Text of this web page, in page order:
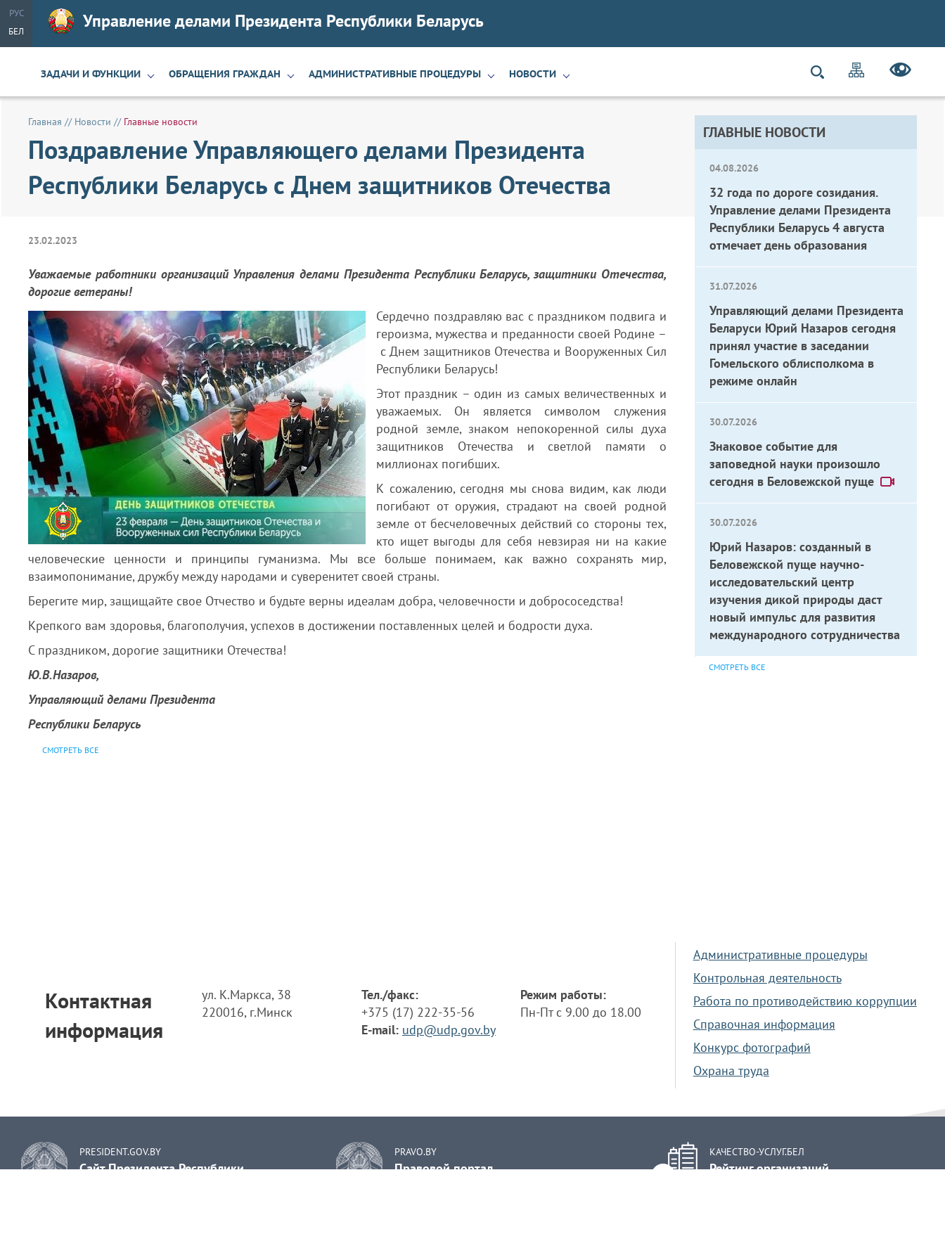
РУС
БЕЛ
Управление делами Президента Республики Беларусь
ЗАДАЧИ И ФУНКЦИИ ОБРАЩЕНИЯ ГРАЖДАН АДМИНИСТРАТИВНЫЕ ПРОЦЕДУРЫ НОВОСТИ
ГЛАВНЫЕ НОВОСТИ
04.08.2026
32 года по дороге созидания.
Управление делами Президента
Республики Беларусь 4 августа
отмечает день образования
31.07.2026
Управляющий делами Президента
Беларуси Юрий Назаров сегодня
принял участие в заседании
Гомельского облисполкома в
режиме онлайн
30.07.2026
Знаковое событие для
заповедной науки произошло
сегодня в Беловежской пуще
30.07.2026
Юрий Назаров: созданный в
Беловежской пуще научно-
исследовательский центр
изучения дикой природы даст
новый импульс для развития
международного сотрудничества
СМОТРЕТЬ ВСЕ
Главная // Новости // Главные новости
Поздравление Управляющего делами Президента
Республики Беларусь с Днем защитников Отечества
23.02.2023
Уважаемые работники организаций Управления делами Президента Республики Беларусь, защитники Отечества,
дорогие ветераны!
Сердечно поздравляю вас с праздником подвига и
героизма, мужества и преданности своей Родине –
с Днем защитников Отечества и Вооруженных Сил
Республики Беларусь!
Этот праздник – один из самых величественных и
уважаемых. Он является символом служения
родной земле, знаком непокоренной силы духа
защитников Отечества и светлой памяти о
миллионах погибших.
К сожалению, сегодня мы снова видим, как люди
погибают от оружия, страдают на своей родной
земле от бесчеловечных действий со стороны тех,
кто ищет выгоды для себя невзирая ни на какие
человеческие ценности и принципы гуманизма. Мы все больше понимаем, как важно сохранять мир,
взаимопонимание, дружбу между народами и суверенитет своей страны.
Берегите мир, защищайте свое Отчество и будьте верны идеалам добра, человечности и добрососедства!
Крепкого вам здоровья, благополучия, успехов в достижении поставленных целей и бодрости духа.
С праздником, дорогие защитники Отечества!
Ю.В.Назаров,
Управляющий делами Президента
Республики Беларусь
СМОТРЕТЬ ВСЕ
Контактная
информация
ул. К.Маркса, 38
220016, г.Минск
Тел./факс:
+375 (17) 222-35-56
E-mail: udp@udp.gov.by
Режим работы:
Пн-Пт с 9.00 до 18.00
Административные процедуры
Контрольная деятельность
Работа по противодействию коррупции
Справочная информация
Конкурс фотографий
Охрана труда
PRESIDENT.GOV.BY
Сайт Президента Республики
PRAVO.BY
Правовой портал
КАЧЕСТВО-УСЛУГ.БЕЛ
Рейтинг организаций